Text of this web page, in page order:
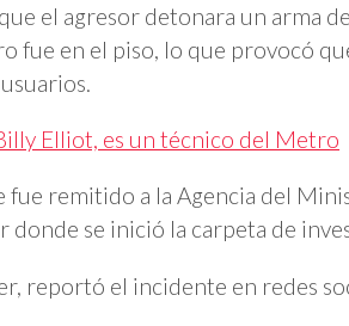
el agresor detonara un arma
fue en el piso, lo que provocó
Elliot, es un técnico del Metro
fue remitido a la Agencia del
donde se inició la carpeta de
reportó el incidente en redes